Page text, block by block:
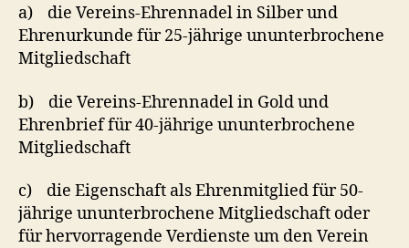
a) die Vereins-Ehrennadel in Silber und
Ehrenurkunde für 25-jährige ununterbrochene
Mitgliedschaft
b) die Vereins-Ehrennadel in Gold und
Ehrenbrief für 40-jährige ununterbrochene
Mitgliedschaft
c) die Eigenschaft als Ehrenmitglied für 50-
jährige ununterbrochene Mitgliedschaft oder
für hervorragende Verdienste um den Verein